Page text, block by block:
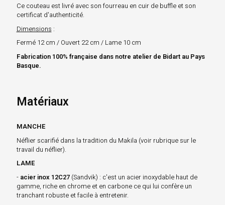
Ce couteau est livré avec son fourreau en cuir de buffle et son
certificat d'authenticité.
Dimensions :
Fermé 12 cm / Ouvert 22 cm / Lame 10 cm
Fabrication 100% française dans notre atelier de Bidart au Pays
Basque.
Matériaux
MANCHE
Néflier scarifié dans la tradition du Makila (voir rubrique sur le
travail du néflier).
LAME
- acier inox 12C27(Sandvik) : c'est un acier inoxydable haut de
gamme, riche en chrome et en carbone ce qui lui confère un
tranchant robuste et facile à entretenir.